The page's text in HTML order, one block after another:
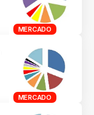
MERCADO
MERCADO